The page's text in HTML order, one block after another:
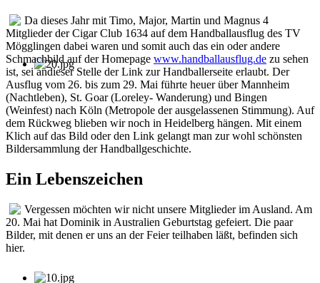
Da dieses Jahr mit Timo, Major, Martin und Magnus 4
Mitglieder der Cigar Club 1634 auf dem Handballausflug des TV
Mögglingen dabei waren und somit auch das ein oder andere
Schmachbild auf der Homepage www.handballausflug.de zu sehen
ist, sei andieser Stelle der Link zur Handballerseite erlaubt. Der
Ausflug vom 26. bis zum 29. Mai führte heuer über Mannheim
(Nachtleben), St. Goar (Loreley- Wanderung) und Bingen
(Weinfest) nach Köln (Metropole der ausgelassenen Stimmung). Auf
dem Rückweg blieben wir noch in Heidelberg hängen. Mit einem
Klich auf das Bild oder den Link gelangt man zur wohl schönsten
Bildersammlung der Handballgeschichte.
Ein Lebenszeichen
Vergessen möchten wir nicht unsere Mitglieder im Ausland. Am
20. Mai hat Dominik in Australien Geburtstag gefeiert. Die paar
Bilder, mit denen er uns an der Feier teilhaben läßt, befinden sich
hier.